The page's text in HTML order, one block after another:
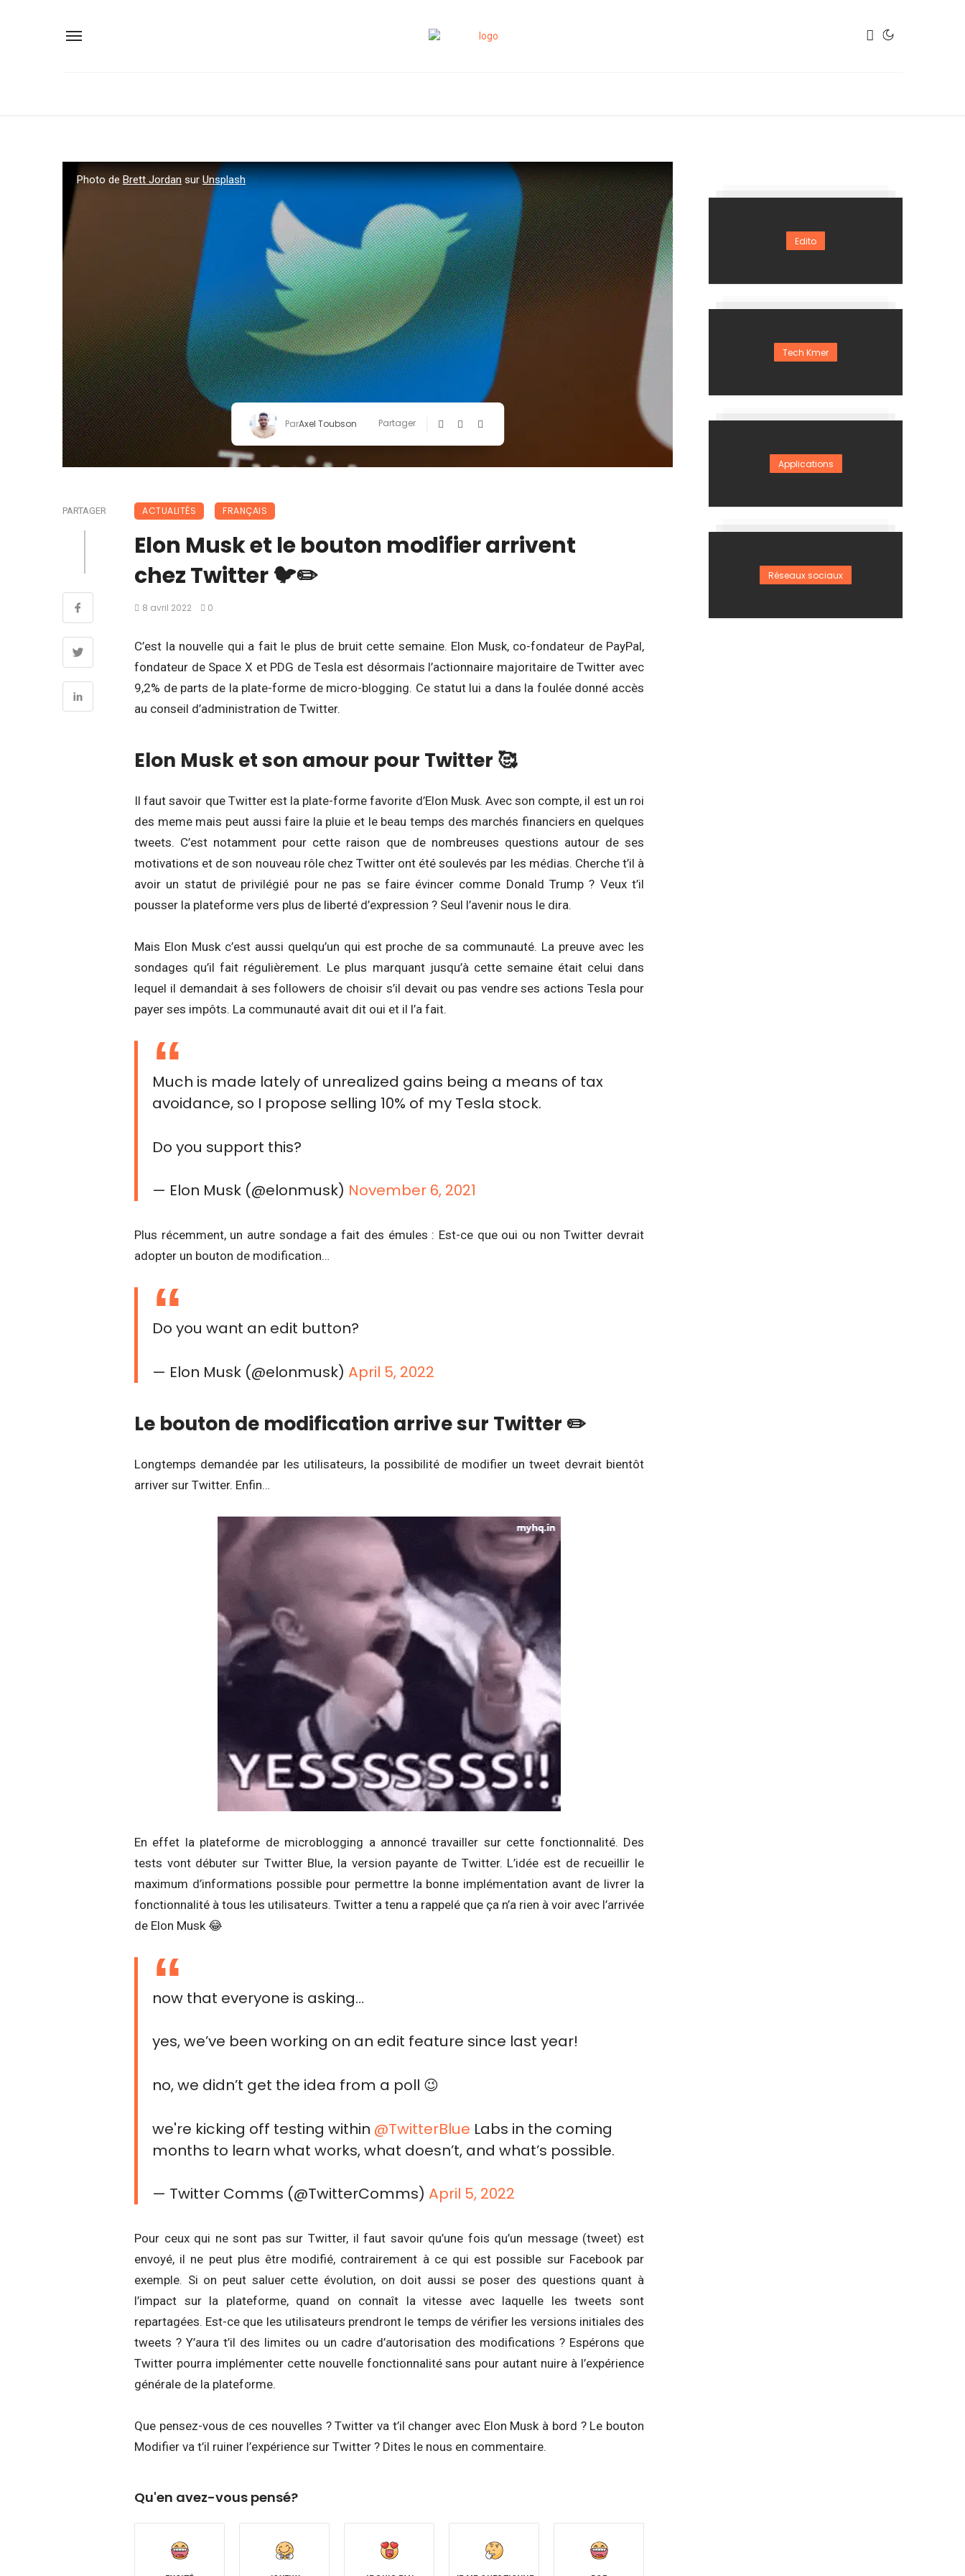
Photo de Brett Jordan sur Unsplash
ParAxel Toubson Partager
PARTAGER ACTUALITÉS FRANÇAIS
Elon Musk et le bouton modifier arrivent
chez Twitter 🐦✏️
8 avril 2022 0
C’est la nouvelle qui a fait le plus de bruit cette semaine. Elon Musk, co-fondateur de PayPal,
fondateur de Space X et PDG de Tesla est désormais l’actionnaire majoritaire de Twitter avec
9,2% de parts de la plate-forme de micro-blogging. Ce statut lui a dans la foulée donné accès
au conseil d’administration de Twitter.
Elon Musk et son amour pour Twitter 🥰
Il faut savoir que Twitter est la plate-forme favorite d’Elon Musk. Avec son compte, il est un roi
des meme mais peut aussi faire la pluie et le beau temps des marchés financiers en quelques
tweets. C’est notamment pour cette raison que de nombreuses questions autour de ses
motivations et de son nouveau rôle chez Twitter ont été soulevés par les médias. Cherche t’il à
avoir un statut de privilégié pour ne pas se faire évincer comme Donald Trump ? Veux t’il
pousser la plateforme vers plus de liberté d’expression ? Seul l’avenir nous le dira.
Mais Elon Musk c’est aussi quelqu’un qui est proche de sa communauté. La preuve avec les
sondages qu’il fait régulièrement. Le plus marquant jusqu’à cette semaine était celui dans
lequel il demandait à ses followers de choisir s’il devait ou pas vendre ses actions Tesla pour
payer ses impôts. La communauté avait dit oui et il l’a fait.
Much is made lately of unrealized gains being a means of tax
avoidance, so I propose selling 10% of my Tesla stock.
Do you support this?
— Elon Musk (@elonmusk) November 6, 2021
Plus récemment, un autre sondage a fait des émules : Est-ce que oui ou non Twitter devrait
adopter un bouton de modification…
Do you want an edit button?
— Elon Musk (@elonmusk)April 5, 2022
Le bouton de modification arrive sur Twitter ✏️
Longtemps demandée par les utilisateurs, la possibilité de modifier un tweet devrait bientôt
arriver sur Twitter. Enfin…
En effet la plateforme de microblogging a annoncé travailler sur cette fonctionnalité. Des
tests vont débuter sur Twitter Blue, la version payante de Twitter. L’idée est de recueillir le
maximum d’informations possible pour permettre la bonne implémentation avant de livrer la
fonctionnalité à tous les utilisateurs. Twitter a tenu a rappelé que ça n’a rien à voir avec l’arrivée
de Elon Musk 😂
now that everyone is asking…
yes, we’ve been working on an edit feature since last year!
no, we didn’t get the idea from a poll 😉
we're kicking off testing within @TwitterBlue Labs in the coming
months to learn what works, what doesn’t, and what’s possible.
— Twitter Comms (@TwitterComms)April 5, 2022
Pour ceux qui ne sont pas sur Twitter, il faut savoir qu’une fois qu’un message (tweet) est
envoyé, il ne peut plus être modifié, contrairement à ce qui est possible sur Facebook par
exemple. Si on peut saluer cette évolution, on doit aussi se poser des questions quant à
l’impact sur la plateforme, quand on connaît la vitesse avec laquelle les tweets sont
repartagées. Est-ce que les utilisateurs prendront le temps de vérifier les versions initiales des
tweets ? Y’aura t’il des limites ou un cadre d’autorisation des modifications ? Espérons que
Twitter pourra implémenter cette nouvelle fonctionnalité sans pour autant nuire à l’expérience
générale de la plateforme.
Que pensez-vous de ces nouvelles ? Twitter va t’il changer avec Elon Musk à bord ? Le bouton
Modifier va t’il ruiner l’expérience sur Twitter ? Dites le nous en commentaire.
Qu'en avez-vous pensé?
Edito
Tech Kmer
Applications
Réseaux sociaux